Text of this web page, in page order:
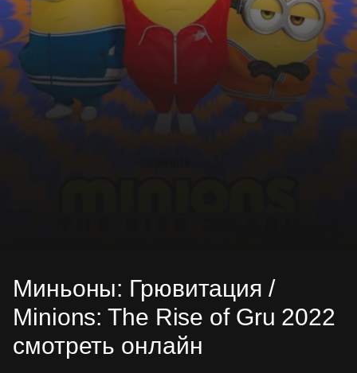
Миньоны: Грювитация /
Minions: The Rise of Gru 2022
смотреть онлайн